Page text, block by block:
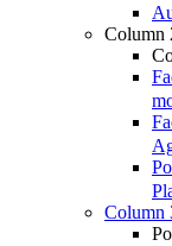
Column
Column